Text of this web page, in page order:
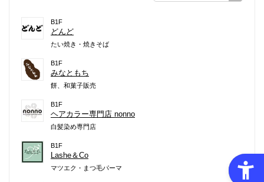
B1F
どんど
たい焼き・焼きそば
B1F
みなともち
餅、和菓子販売
B1F
ヘアカラー専門店 nonno
白髪染め専門店
B1F
Lashe＆Co
マツエク・まつ毛パーマ